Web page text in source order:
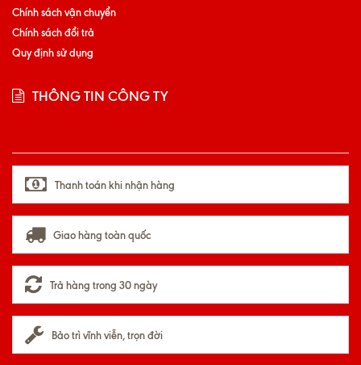
Chính sách vận chuyển
Chính sách đổi trả
Quy định sử dụng
THÔNG TIN CÔNG TY
Thanh toán khi nhận hàng
Giao hàng toàn quốc
Trả hàng trong 30 ngày
Bảo trì vĩnh viễn, trọn đời